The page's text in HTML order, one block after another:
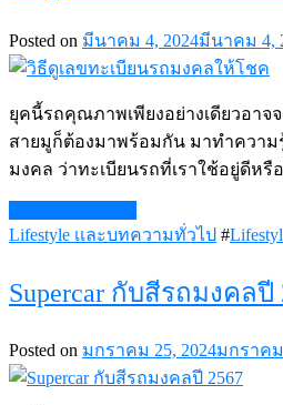
Posted on มีนาคม 4, 2024มีนาคม 4,
ยุคนี้รถคุณภาพเพียงอย่างเดียวอาจ
สายมูก็ต้องมาพร้อมกัน มาทำความ
มงคล ว่าทะเบียนรถที่เราใช้อยู่ดีหรื
Lifestyle เเละบทความทั่วไป #
Supercar กับสีรถมงคลปี
Posted on มกราคม 25, 2024มกราคม